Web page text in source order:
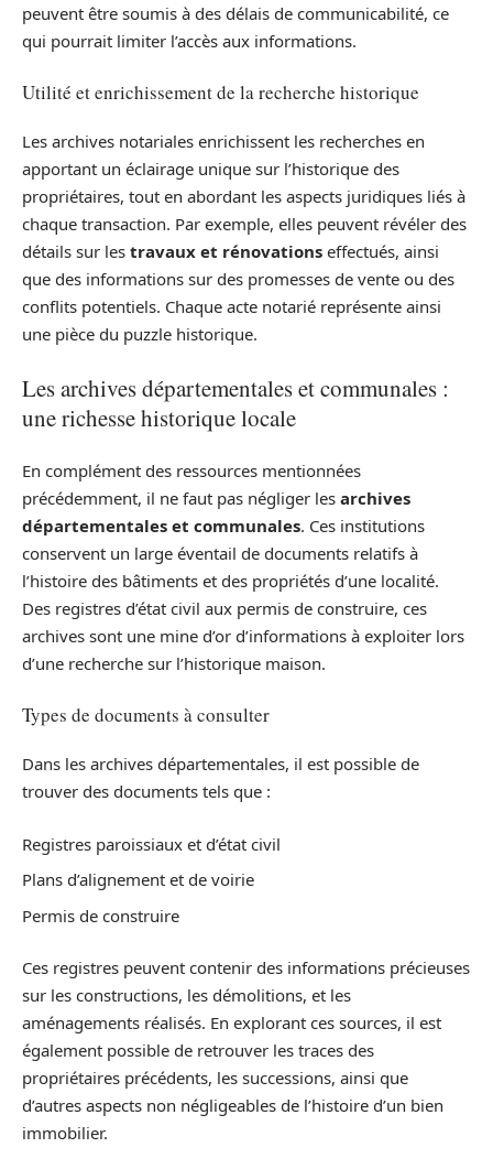
peuvent être soumis à des délais de communicabilité, ce
qui pourrait limiter l’accès aux informations.
Utilité et enrichissement de la recherche historique
Les archives notariales enrichissent les recherches en
apportant un éclairage unique sur l’historique des
propriétaires, tout en abordant les aspects juridiques liés à
chaque transaction. Par exemple, elles peuvent révéler des
détails sur les travaux et rénovations effectués, ainsi
que des informations sur des promesses de vente ou des
conflits potentiels. Chaque acte notarié représente ainsi
une pièce du puzzle historique.
Les archives départementales et communales :
une richesse historique locale
En complément des ressources mentionnées
précédemment, il ne faut pas négliger les archives
départementales et communales. Ces institutions
conservent un large éventail de documents relatifs à
l’histoire des bâtiments et des propriétés d’une localité.
Des registres d’état civil aux permis de construire, ces
archives sont une mine d’or d’informations à exploiter lors
d’une recherche sur l’historique maison.
Types de documents à consulter
Dans les archives départementales, il est possible de
trouver des documents tels que :
Registres paroissiaux et d’état civil
Plans d’alignement et de voirie
Permis de construire
Ces registres peuvent contenir des informations précieuses
sur les constructions, les démolitions, et les
aménagements réalisés. En explorant ces sources, il est
également possible de retrouver les traces des
propriétaires précédents, les successions, ainsi que
d’autres aspects non négligeables de l’histoire d’un bien
immobilier.